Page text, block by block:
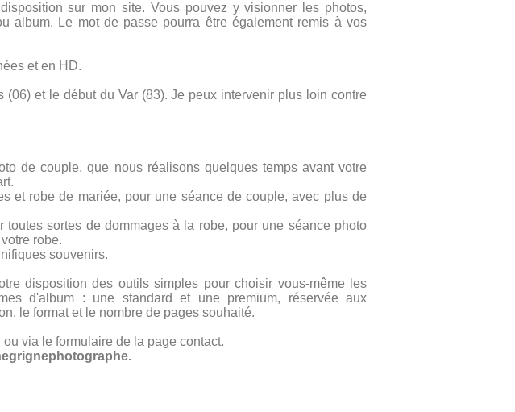
sur mon site. Vous pouvez y visionner les photos,
album. Le mot de passe pourra être également remis à vos
et en HD.
et le début du Var (83). Je peux intervenir plus loin contre
de couple, que nous réalisons quelques temps avant votre
et robe de mariée, pour une séance de couple, avec plus de
sortes de dommages à la robe, pour une séance photo
robe.
souvenirs.
disposition des outils simples pour choisir vous-même les
d'album : une standard et une premium, réservée aux
le format et le nombre de pages souhaité.
via le formulaire de la page contact.